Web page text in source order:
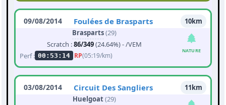
09/08/2014 Foulées de Brasparts
10km
Brasparts(29)
Scratch :86/349(24.64%) - /VEM
Perf : 00:53:14 RP(05:19/km)
NATURE
03/08/2014 Circuit Des Sangliers
11km
Huelgoat(29)